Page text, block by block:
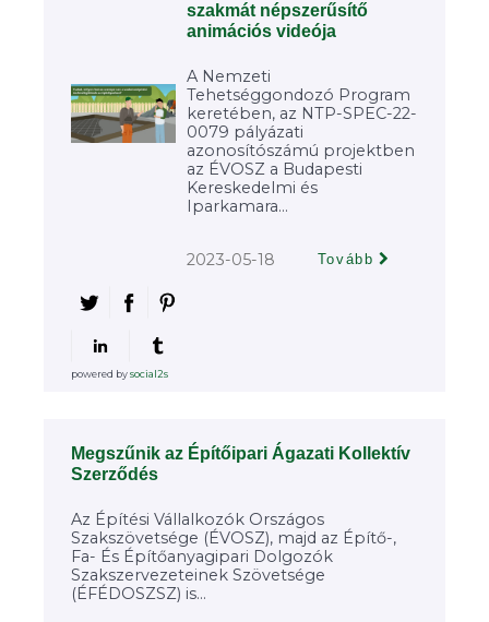
szakmát népszerűsítő
animációs videója
A Nemzeti
Tehetséggondozó Program
keretében, az NTP-SPEC-22-
0079 pályázati
azonosítószámú projektben
az ÉVOSZ a Budapesti
Kereskedelmi és
Iparkamara...
2023-05-18 Tovább
powered bysocial2s
Megszűnik az Építőipari Ágazati Kollektív
Szerződés
Az Építési Vállalkozók Országos
Szakszövetsége (ÉVOSZ), majd az Építő-,
Fa- És Építőanyagipari Dolgozók
Szakszervezeteinek Szövetsége
(ÉFÉDOSZSZ) is...